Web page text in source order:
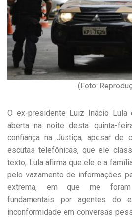
(Foto:
O ex-presidente Luiz Inácio Lula
aberta na noite desta quinta-
confiança na Justiça, apesar de
escutas telefônicas, que ele
texto, Lula afirma que ele e a
pelo vazamento de informações
extrema, em que me foram
fundamentais por agentes do
inconformidade em conversas